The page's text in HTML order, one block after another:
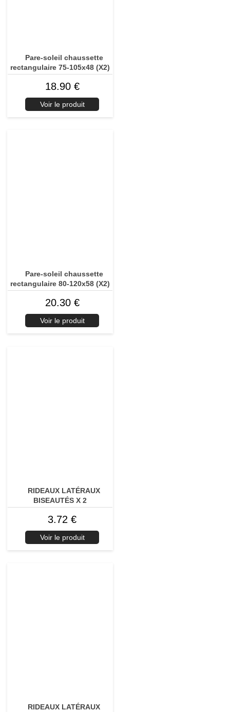
Pare-soleil chaussette
rectangulaire 75-105x48 (X2)
18.90 €
Voir le produit
Pare-soleil chaussette
rectangulaire 80-120x58 (X2)
20.30 €
Voir le produit
RIDEAUX LATÉRAUX
BISEAUTÉS X 2
3.72 €
Voir le produit
RIDEAUX LATÉRAUX